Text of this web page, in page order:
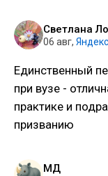
Светлана
06 авг,
Единственный
при вузе -
практике и
призванию
МД